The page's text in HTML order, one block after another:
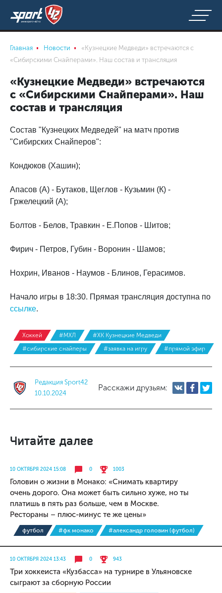
Главная Новости
«Кузнецкие Медведи» встречаются с
«Сибирскими Снайперами». Наш состав и трансляция
«Кузнецкие Медведи» встречаются
с «Сибирскими Снайперами». Наш
состав и трансляция
Состав "Кузнецких Медведей" на матч против
"Сибирских Снайперов":
Кондюков (Хашин);
Апасов (А) - Бутаков, Щеглов - Кузьмин (К) -
Гржелецкий (А);
Болтов - Белов, Травкин - Е.Попов - Шитов;
Фирич - Петров, Губин - Воронин - Шамов;
Нохрин, Иванов - Наумов - Блинов, Герасимов.
Начало игры в 18:30. Прямая трансляция доступна по
ссылке.
Хоккей #МХЛ
#ХК Кузнецкие Медведи
#сибирские снайперы
#заявка на игру #прямой эфир
Редакция Sport42
10.10.2024
Расскажи друзьям:
Читайте далее
10 ОКТЯБРЯ 2024 15:08 0 1003
Головин о жизни в Монако: «Снимать квартиру
очень дорого. Она может быть сильно хуже, но ты
платишь в пять раз больше, чем в Москве.
Рестораны – плюс-минус те же цены»
футбол #фк монако #александр головин (футбол)
10 ОКТЯБРЯ 2024 13:43 0 943
Три хоккеиста «Кузбасса» на турнире в Ульяновске
сыграют за сборную России